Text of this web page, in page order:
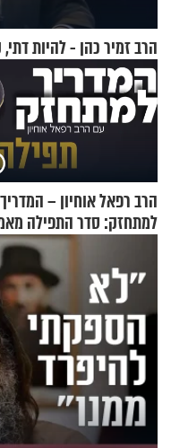
הרב זמיר כהן - להיות
הרב רפאל אוחיון – המדריך
למתחזק: סדר התפילה
הקורבנות ועד קריאת שמע